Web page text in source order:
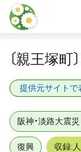
本文に飛ぶ
〔親王塚町
提供元サイトで
阪神・淡路大震
復興 収録: